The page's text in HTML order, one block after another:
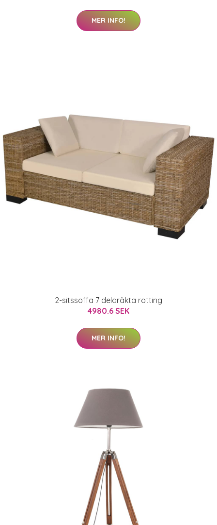
MER INFO!
2-sitssoffa 7 delaräkta rotting
4980.6 SEK
MER INFO!